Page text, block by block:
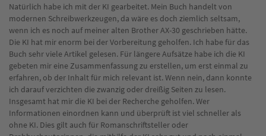
Natürlich habe ich mit der KI gearbeitet. Mein Buch handelt von
modernen Schreibwerkzeugen, da wäre es doch ziemlich seltsam,
wenn ich es noch auf meiner alten Brother AX-30 geschrieben hätte.
Die KI hat mir enorm bei der Vorbereitung geholfen. Ich habe für das
Buch sehr viele Artikel gelesen. Für längere Aufsätze habe ich die KI
gebeten mir eine Zusammenfassung zu erstellen, um erst einmal zu
erfahren, ob der Inhalt für mich relevant ist. Wenn nein, dann konnte
ich darauf verzichten die zwanzig oder dreißig Seiten zu lesen.
Insgesamt hat mir die KI bei der Recherche geholfen. Wer
Informationen einordnen kann und überprüft ist viel schneller als
ohne KI. Dies gilt auch für Romanschriftsteller oder